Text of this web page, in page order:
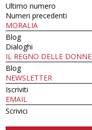
Ultimo numero
Numeri precedenti
MORALIA
Blog
Dialoghi
IL REGNO DELLE DONNE
Blog
NEWSLETTER
Iscriviti
EMAIL
Scrivici